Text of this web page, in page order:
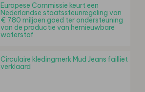
Europese Commissie keurt een
Nederlandse staatssteunregeling van
€ 780 miljoen goed ter ondersteuning
van de productie van hernieuwbare
waterstof
Circulaire kledingmerk Mud Jeans failliet
verklaard